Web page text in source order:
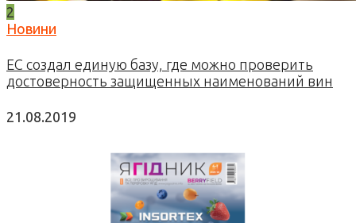
2
Новини
ЕС создал единую базу, где можно проверить
достоверность защищенных наименований вин
21.08.2019